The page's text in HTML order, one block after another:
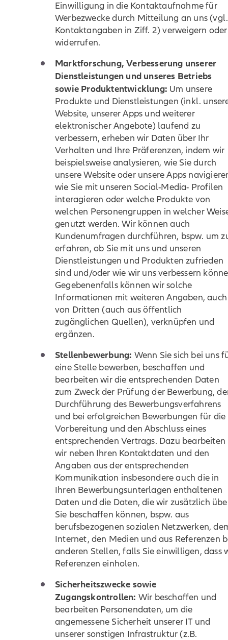
Einwilligung in die Kontaktaufnahme für
Werbezwecke durch Mitteilung an uns (vgl.
Kontaktangaben in Ziff. 2) verweigern oder
widerrufen.
Marktforschung, Verbesserung unserer
Dienstleistungen und unseres Betriebs
sowie Produktentwicklung: Um unsere
Produkte und Dienstleistungen (inkl.
Website, unserer Apps und weiterer
elektronischer Angebote) laufend zu
verbessern, erheben wir Daten über Ihr
Verhalten und Ihre Präferenzen, indem wir
beispielsweise analysieren, wie Sie durch
unsere Website oder unsere Apps
wie Sie mit unseren Social-Media- Profilen
interagieren oder welche Produkte von
welchen Personengruppen in welcher
genutzt werden. Wir können auch
Kundenumfragen durchführen, bspw. um
erfahren, ob Sie mit uns und unseren
Dienstleistungen und Produkten zufrieden
sind und/oder wie wir uns verbessern
Gegebenenfalls können wir solche
Informationen mit weiteren Angaben, auch
von Dritten (auch aus öffentlich
zugänglichen Quellen), verknüpfen und
ergänzen.
Stellenbewerbung: Wenn Sie sich bei uns
eine Stelle bewerben, beschaffen und
bearbeiten wir die entsprechenden Daten
zum Zweck der Prüfung der Bewerbung,
Durchführung des Bewerbungsverfahrens
und bei erfolgreichen Bewerbungen für die
Vorbereitung und den Abschluss eines
entsprechenden Vertrags. Dazu bearbeiten
wir neben Ihren Kontaktdaten und den
Angaben aus der entsprechenden
Kommunikation insbesondere auch die in
Ihren Bewerbungsunterlagen enthaltenen
Daten und die Daten, die wir zusätzlich
Sie beschaffen können, bspw. aus
berufsbezogenen sozialen Netzwerken,
Internet, den Medien und aus Referenzen
anderen Stellen, falls Sie einwilligen, dass
Referenzen einholen.
Sicherheitszwecke sowie
Zugangskontrollen: Wir beschaffen und
bearbeiten Personendaten, um die
angemessene Sicherheit unserer IT und
unserer sonstigen Infrastruktur (z.B.